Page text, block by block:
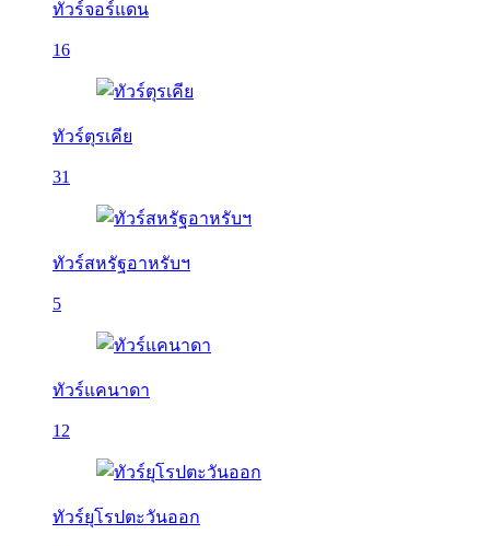
ทัวร์จอร์แดน
16
ทัวร์ตุรเคีย
31
ทัวร์สหรัฐอาหรับฯ
5
ทัวร์แคนาดา
12
ทัวร์ยุโรปตะวันออก